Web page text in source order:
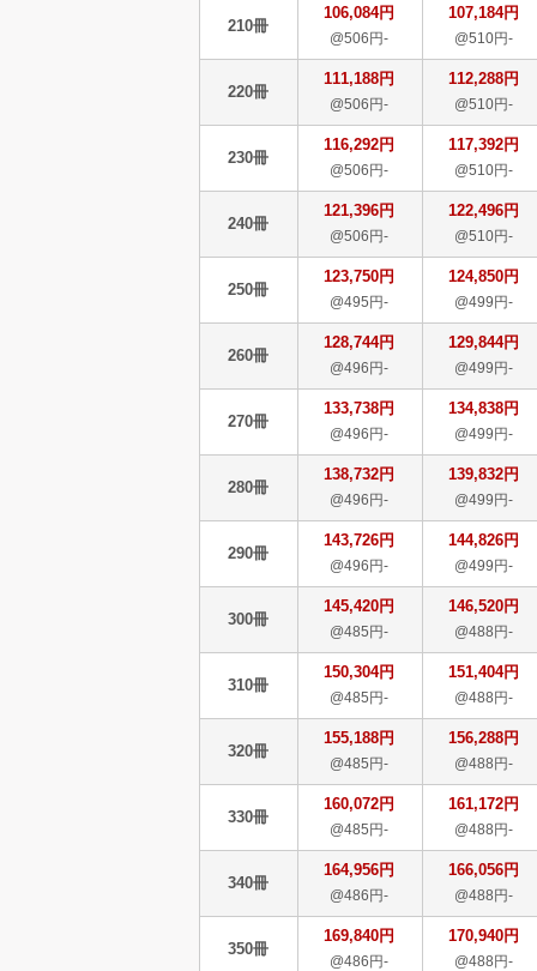
210冊
106,084円
@506円-
107,184円
@510円-
220冊
111,188円
@506円-
112,288円
@510円-
230冊
116,292円
@506円-
117,392円
@510円-
240冊
121,396円
@506円-
122,496円
@510円-
250冊
123,750円
@495円-
124,850円
@499円-
260冊
128,744円
@496円-
129,844円
@499円-
270冊
133,738円
@496円-
134,838円
@499円-
280冊
138,732円
@496円-
139,832円
@499円-
290冊
143,726円
@496円-
144,826円
@499円-
300冊
145,420円
@485円-
146,520円
@488円-
310冊
150,304円
@485円-
151,404円
@488円-
320冊
155,188円
@485円-
156,288円
@488円-
330冊
160,072円
@485円-
161,172円
@488円-
340冊
164,956円
@486円-
166,056円
@488円-
350冊
169,840円
@486円-
170,940円
@488円-